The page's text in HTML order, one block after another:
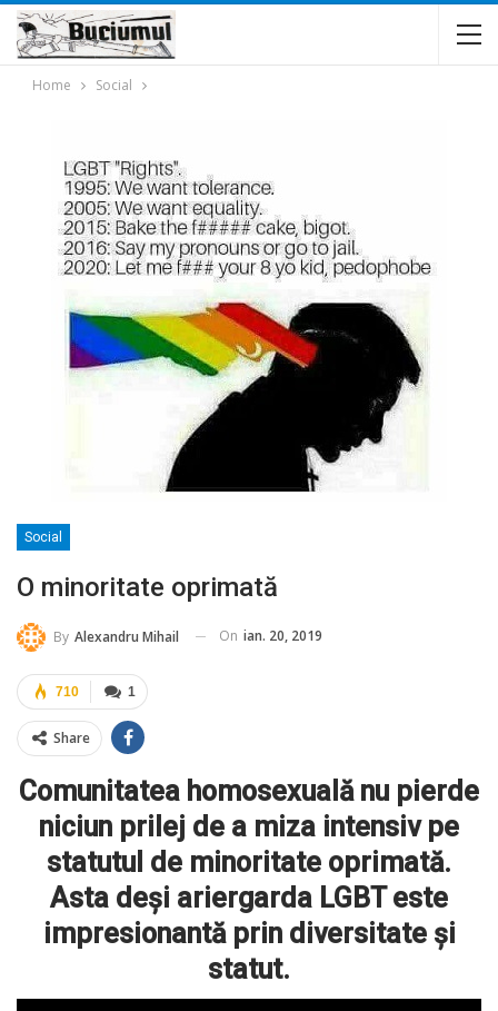
Home Social
Social
O minoritate oprimată
By Alexandru Mihail On ian. 20, 2019
1
710
Share
Comunitatea homosexuală nu pierde
niciun prilej de a miza intensiv pe
statutul de minoritate oprimată.
Asta deși ariergarda LGBT este
impresionantă prin diversitate și
statut.